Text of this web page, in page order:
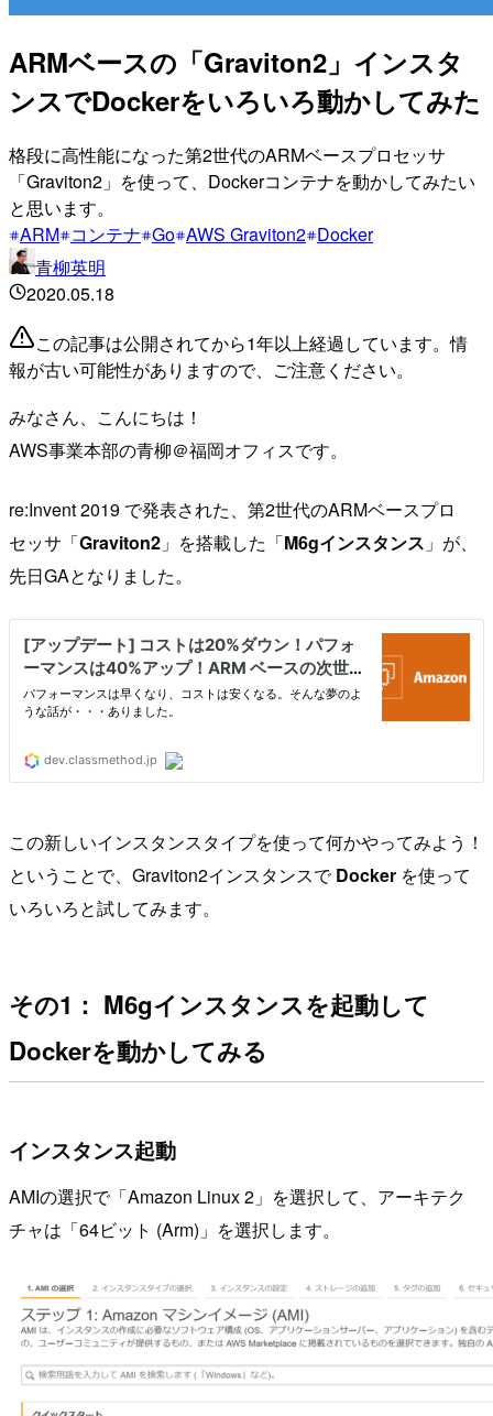
ARMベースの「Graviton2」インスタ
ンスでDockerをいろいろ動かしてみた
格段に高性能になった第2世代のARMベースプロセッサ
「Graviton2」を使って、Dockerコンテナを動かしてみたい
と思います。
ARM コンテナ Go AWS Graviton2 Docker
青柳英明
2020.05.18
この記事は公開されてから1年以上経過しています。情
報が古い可能性がありますので、ご注意ください。
みなさん、こんにちは！
AWS事業本部の青柳＠福岡オフィスです。
re:Invent 2019 で発表された、第2世代のARMベースプロ
セッサ「Graviton2 」を搭載した「M6gインスタンス 」が、
先日GAとなりました。
この新しいインスタンスタイプを使って何かやってみよう！
ということで、Graviton2インスタンスでDocker を使って
いろいろと試してみます。
その1： M6gインスタンスを起動して
Dockerを動かしてみる
インスタンス起動
AMIの選択で「Amazon Linux 2」を選択して、アーキテク
チャは「64ビット (Arm)」を選択します。